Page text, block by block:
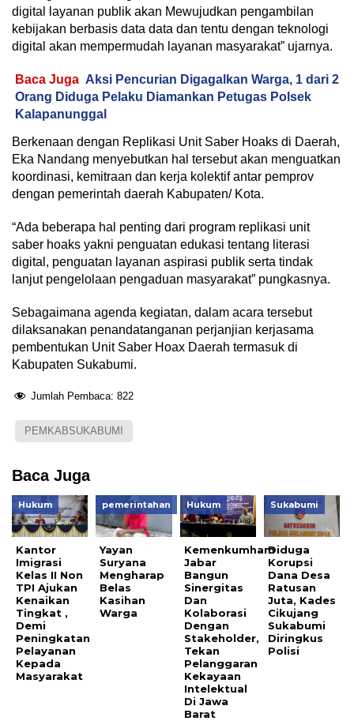
digital layanan publik akan Mewujudkan pengambilan
kebijakan berbasis data data dan tentu dengan teknologi
digital akan mempermudah layanan masyarakat” ujarnya.
Baca Juga Aksi Pencurian Digagalkan Warga, 1 dari 2
Orang Diduga Pelaku Diamankan Petugas Polsek
Kalapanunggal
Berkenaan dengan Replikasi Unit Saber Hoaks di Daerah,
Eka Nandang menyebutkan hal tersebut akan menguatkan
koordinasi, kemitraan dan kerja kolektif antar pemprov
dengan pemerintah daerah Kabupaten/ Kota.
“Ada beberapa hal penting dari program replikasi unit
saber hoaks yakni penguatan edukasi tentang literasi
digital, penguatan layanan aspirasi publik serta tindak
lanjut pengelolaan pengaduan masyarakat” pungkasnya.
Sebagaimana agenda kegiatan, dalam acara tersebut
dilaksanakan penandatanganan perjanjian kerjasama
pembentukan Unit Saber Hoax Daerah termasuk di
Kabupaten Sukabumi.
Jumlah Pembaca: 822
PEMKABSUKABUMI
Baca Juga
Hukum
Kantor
Imigrasi
Kelas II Non
TPI Ajukan
Kenaikan
Tingkat ,
Demi
Peningkatan
Pelayanan
Kepada
Masyarakat
pemerintahan
Yayan
Suryana
Mengharap
Belas
Kasihan
Warga
Hukum
Kemenkumham
Jabar
Bangun
Sinergitas
Dan
Kolaborasi
Dengan
Stakeholder,
Tekan
Pelanggaran
Kekayaan
Intelektual
Di Jawa
Barat
Sukabumi
Diduga
Korupsi
Dana Desa
Ratusan
Juta, Kades
Cikujang
Sukabumi
Diringkus
Polisi